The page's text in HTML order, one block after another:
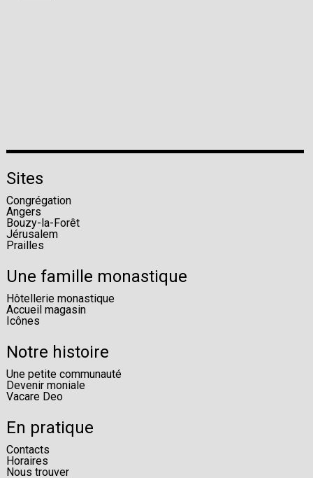
Sites
Congrégation
Angers
Bouzy-la-Forêt
Jérusalem
Prailles
Une famille monastique
Hôtellerie monastique
Accueil magasin
Icônes
Notre histoire
Une petite communauté
Devenir moniale
Vacare Deo
En pratique
Contacts
Horaires
Nous trouver